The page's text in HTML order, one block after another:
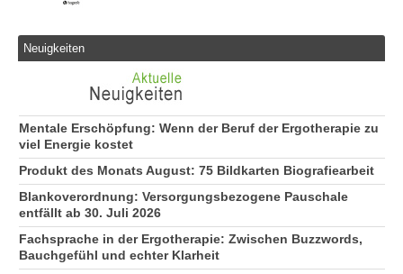
Neuigkeiten
Mentale Erschöpfung: Wenn der Beruf der Ergotherapie zu
viel Energie kostet
Produkt des Monats August: 75 Bildkarten Biografiearbeit
Blankoverordnung: Versorgungsbezogene Pauschale
entfällt ab 30. Juli 2026
Fachsprache in der Ergotherapie: Zwischen Buzzwords,
Bauchgefühl und echter Klarheit